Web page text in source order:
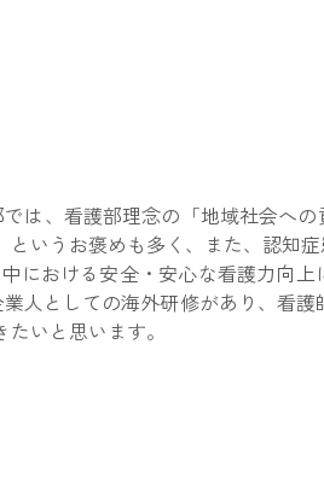
は、看護部理念の「地域社会へ
いうお褒めも多く、また、認知
おける安全・安心な看護力向
人としての海外研修があり、看
いと思います。